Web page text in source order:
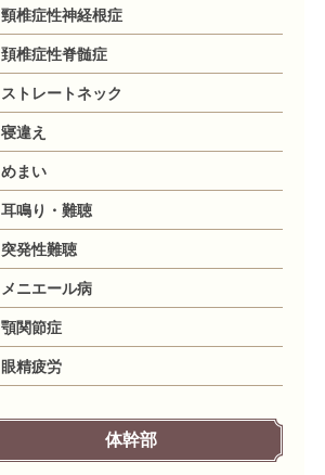
頸椎症性神経根症
頚椎症性脊髄症
ストレートネック
寝違え
めまい
耳鳴り・難聴
突発性難聴
メニエール病
顎関節症
眼精疲労
体幹部